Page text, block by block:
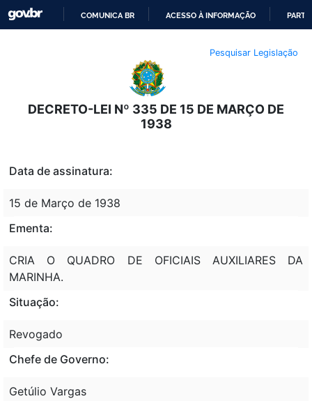
O
CONTEÚDO
COMUNICA BR ACESSO À INFORMAÇÃO
Pesquisar Legislação
DECRETO-LEI Nº 335 DE 15 DE MARÇO DE
1938
Data de assinatura:
15 de Março de 1938
Ementa:
CRIA O QUADRO DE OFICIAIS AUXILIARES DA
MARINHA.
Situação:
Revogado
Chefe de Governo:
Getúlio Vargas